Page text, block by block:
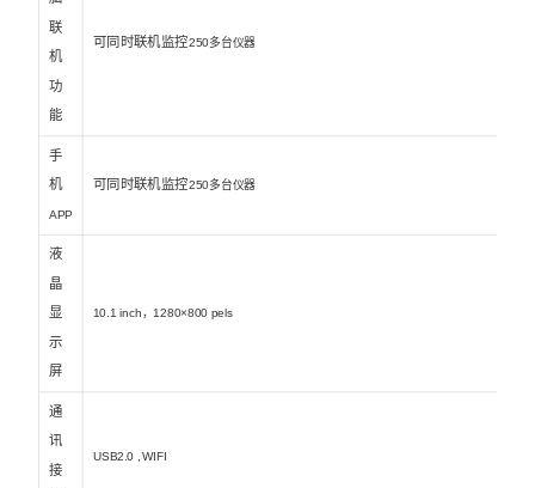
联
机
功
能
可同时联机监控250多台仪器
手
机
APP
可同时联机监控250多台仪器
液
晶
显
示
屏
10.1 inch，1280×800 pels
通
讯
接
USB2.0 , WIFI